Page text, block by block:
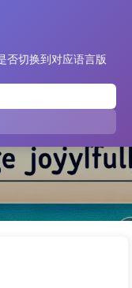
否切换到对应语言版